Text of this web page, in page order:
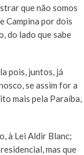
que não somos
Campina por dois
do lado que sabe
pois, juntos, já
se assim for a
mais pela Paraíba,
à Lei Aldir Blanc;
mas que